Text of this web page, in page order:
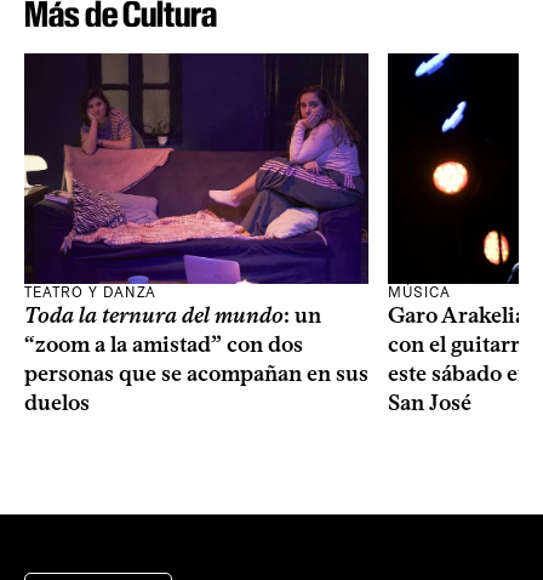
Más de Cultura
TEATRO Y DANZA
Toda la ternura del mundo: un
“zoom a la amistad” con dos
personas que se acompañan en sus
duelos
MÚSICA
Garo Arakelian
con el
este sábado en
San José